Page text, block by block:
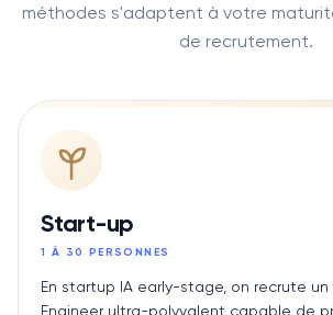
méthodes s'adaptent à votre
de recrutement.
Start-up
1 À 30 PERSONNES
En startup IA early-stage, on recrute un
Engineer ultra-polyvalent capable de